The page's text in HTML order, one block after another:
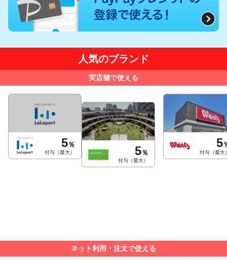
人気のブランド
実店舗で使える
5％
付与（最大） 5％
付与（最大）
5
付与（最大
ネット利用・注文で使える